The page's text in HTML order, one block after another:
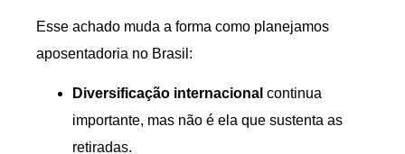
Esse achado muda a forma como planejamos
aposentadoria no Brasil:
Diversificação internacional continua
importante, mas não é ela que sustenta as
retiradas.